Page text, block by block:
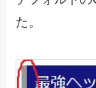
た。